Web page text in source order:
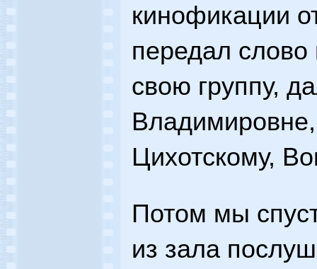
кинофикации
передал
свою группу,
Цихотскому,
Потом мы
из зала